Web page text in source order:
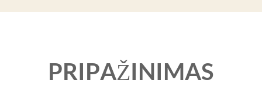
PRIPAŽINIMAS